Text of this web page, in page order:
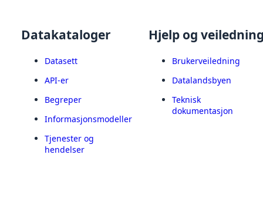
Datakataloger
Datasett
API-er
Begreper
Informasjonsmodeller
Tjenester og
hendelser
Hjelp og
Brukerveiledning
Datalandsbyen
Teknisk
dokumentasjon